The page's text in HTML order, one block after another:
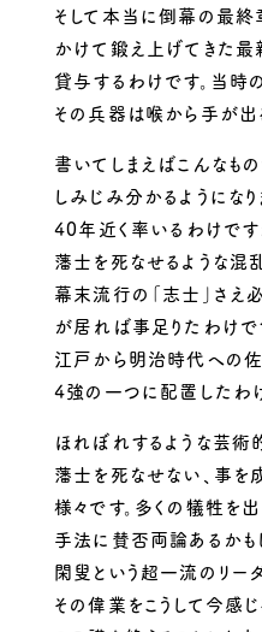
そして本当に倒幕の最終
かけて鍛え上げてきた
貸与するわけです。当時
その兵器は喉から手が
書いてしまえばこんなも
しみじみ分かるようにな
40年近く率いるわけで
藩士を死なせるような混
幕末流行の「志士」さえ
が居れば事足りたわけで
江戸から明治時代への
4強の一つに配置したわ
ほれぼれするような芸術
藩士を死なせない、事を
様々です。多くの犠牲を
手法に賛否両論あるか
閑叟という超一流のリー
その偉業をこうして今感